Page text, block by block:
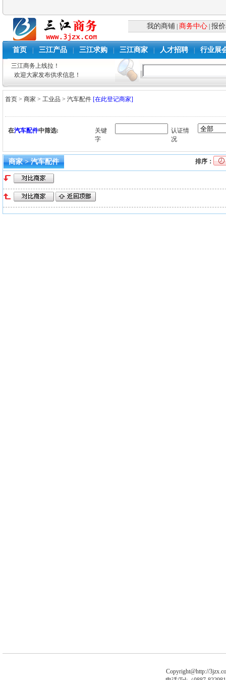
我的商铺 商务中心 |报
首页 三江产品 三江求购 三江商家 人才招聘 行业展
三江商务上线拉！
欢迎大家发布供求信息！
首页 >商家 >工业品>汽车配件 [在此登记商家]
在汽车配件中筛选:
关键
字
认证情
况
商家 > 汽车配件 排序：
Copyright@http://